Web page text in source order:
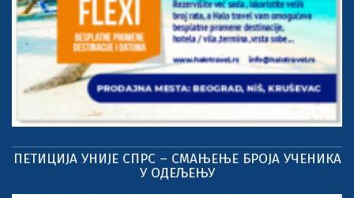
ПЕТИЦИЈА УНИЈЕ СПРС – СМАЊЕЊЕ БРОЈА УЧЕНИКА
У ОДЕЉЕЊУ